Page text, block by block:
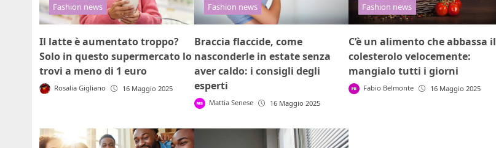
Fashion news
Il latte è aumentato troppo?
Solo in questo supermercato lo
trovi a meno di 1 euro
Rosalia Gigliano 16 Maggio 2025
Fashion news
Braccia flaccide, come
nasconderle in estate senza
aver caldo: i consigli degli
esperti
Mattia Senese 16 Maggio 2025
Fashion news
C’è un alimento che abbassa il
colesterolo velocemente:
mangialo tutti i giorni
Fabio Belmonte 16 Maggio 2025